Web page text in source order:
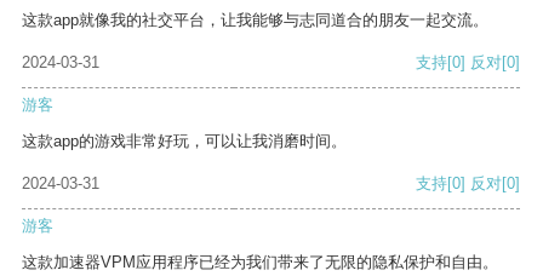
这款app就像我的社交平台，让我能够与志同道合的朋友一起交流。
2024-03-31 支持[0] 反对[0]
游客
这款app的游戏非常好玩，可以让我消磨时间。
2024-03-31 支持[0] 反对[0]
游客
这款加速器VPM应用程序已经为我们带来了无限的隐私保护和自由。